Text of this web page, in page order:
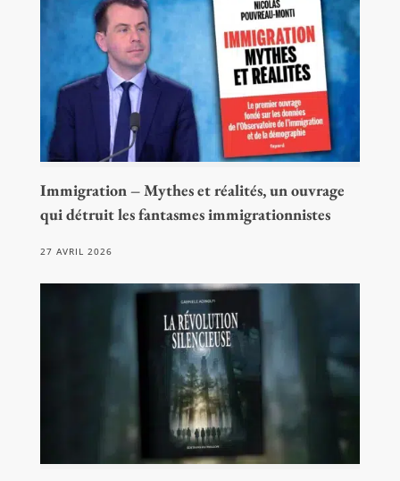
Immigration – Mythes et réalités, un ouvrage
qui détruit les fantasmes immigrationnistes
27 AVRIL 2026